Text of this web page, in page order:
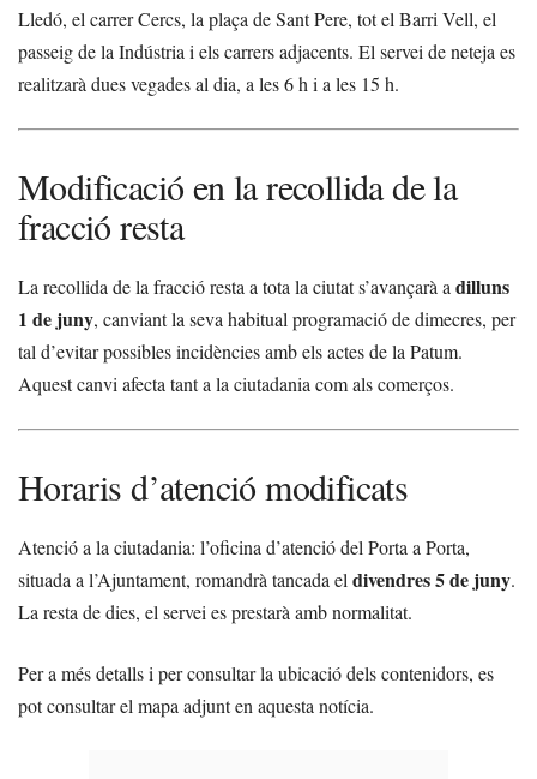
Lledó, el carrer Cercs, la plaça de Sant Pere, tot el Barri Vell, el
passeig de la Indústria i els carrers adjacents. El servei de neteja es
realitzarà dues vegades al dia, a les 6 h i a les 15 h.
Modificació en la recollida de la
fracció resta
La recollida de la fracció resta a tota la ciutat s’avançarà a dilluns
1 de juny, canviant la seva habitual programació de dimecres, per
tal d’evitar possibles incidències amb els actes de la Patum.
Aquest canvi afecta tant a la ciutadania com als comerços.
Horaris d’atenció modificats
Atenció a la ciutadania: l’oficina d’atenció del Porta a Porta,
situada a l’Ajuntament, romandrà tancada el divendres 5 de juny.
La resta de dies, el servei es prestarà amb normalitat.
Per a més detalls i per consultar la ubicació dels contenidors, es
pot consultar el mapa adjunt en aquesta notícia.